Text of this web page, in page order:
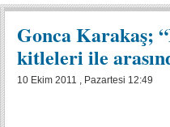
Gonca Karakaş;
kitleleri ile
10 Ekim 2011 , Pazartesi 12:49